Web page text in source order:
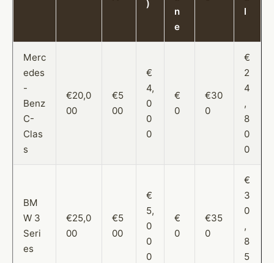
)
n
e
l
Merc
edes
-
Benz
C-
Clas
s
€20,0
00
€5
00
€
4,
0
0
0
€
0
€30
0
€
2
4
,
8
0
0
BM
W 3
Seri
es
€25,0
00
€5
00
€
5,
0
0
0
€
0
€35
0
€
3
0
,
8
5